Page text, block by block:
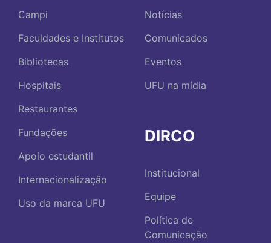
Campi
Faculdades e Institutos
Bibliotecas
Hospitais
Restaurantes
Fundações
Apoio estudantil
Internacionalização
Uso da marca UFU
Notícias
Comunicados
Eventos
UFU na mídia
DIRCO
Institucional
Equipe
Política de
Comunicação